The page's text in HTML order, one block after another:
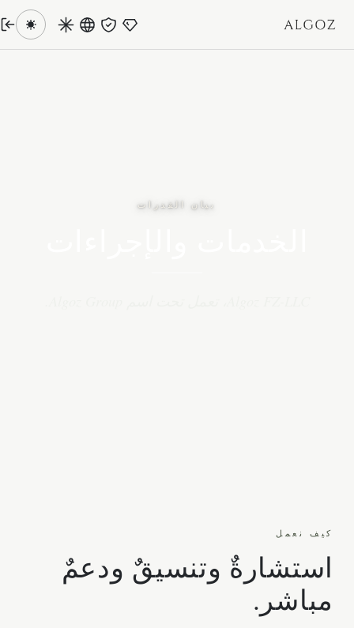
بيان القدرات
كيف نعمل
استشارةٌ وتنسيقٌ ودعمٌ
مباشر.